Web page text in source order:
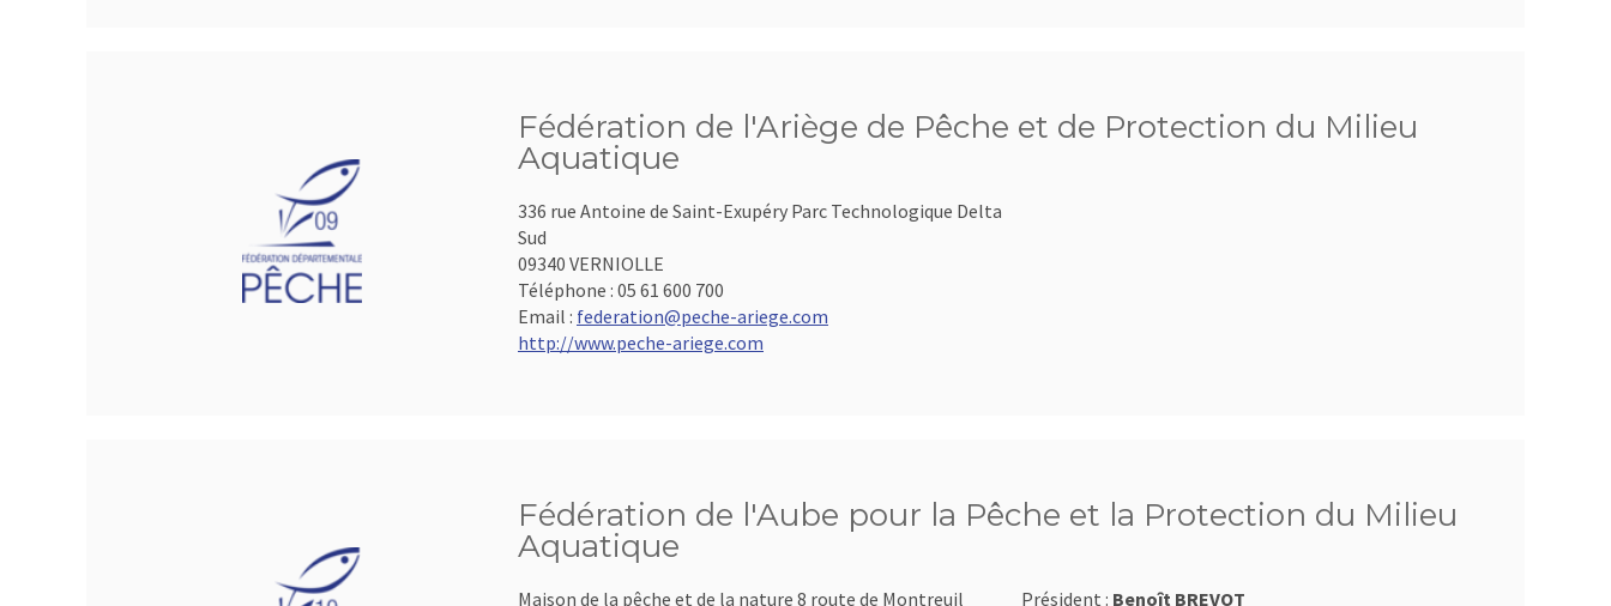
Fédération de l'Ariège de Pêche et de Protection du Milieu
Aquatique
336 rue Antoine de Saint-Exupéry Parc Technologique Delta
Sud
09340 VERNIOLLE
Téléphone : 05 61 600 700
Email : federation@peche-ariege.com
http://www.peche-ariege.com
Fédération de l'Aube pour la Pêche et la Protection du Milieu
Aquatique
Maison de la pêche et de la nature 8 route de Montreuil Président : Benoît BREVOT